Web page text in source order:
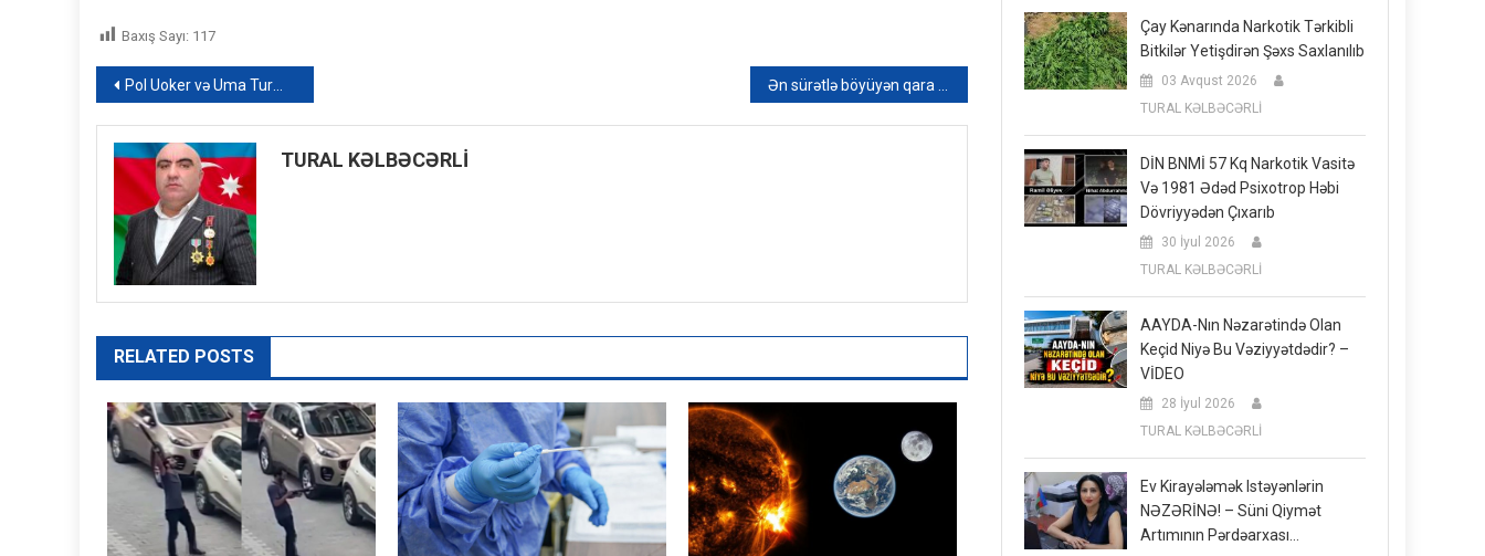
Baxış Sayı: 117
Yazı
naviqasiyası
Pol Uoker və Uma Turmanın Hollivudun Şöhrət xiyabanında ulduzu olacaq – FOTO
TURAL KƏLBƏCƏRLİ
RELATED POSTS
Çay Kənarında Narkotik Tərkibli
Bitkilər Yetişdirən Şəxs Saxlanılıb
03 Avqust 2026
TURAL KƏLBƏCƏRLİ
DİN BNMİ 57 Kq Narkotik Vasitə
Və 1981 Ədəd Psixotrop Həbi
Dövriyyədən Çıxarıb
30 İyul 2026
TURAL KƏLBƏCƏRLİ
AAYDA-Nın Nəzarətində Olan
Keçid Niyə Bu Vəziyyətdədir? –
VİDEO
28 İyul 2026
TURAL KƏLBƏCƏRLİ
Ev Kirayələmək Istəyənlərin
NƏZƏRİNƏ! – Süni Qiymət
Artımının Pərdəarxası…